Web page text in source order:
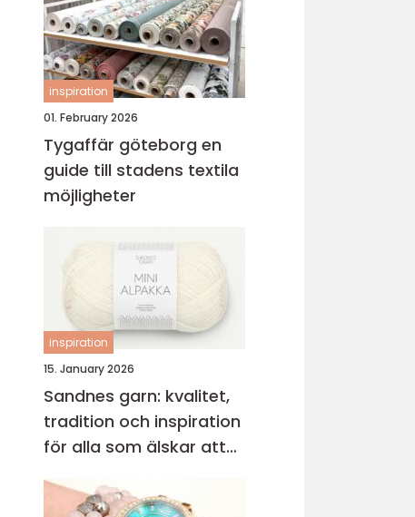
inspiration
01. February 2026
Tygaffär göteborg en
guide till stadens textila
möjligheter
inspiration
15. January 2026
Sandnes garn: kvalitet,
tradition och inspiration
för alla som älskar att